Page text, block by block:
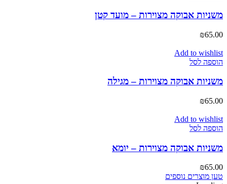
משניות אבוקה מצוירות – מועד קטן
₪65.00
Add to wishlist
הוספה לסל
משניות אבוקה מצוירות – מגילה
₪65.00
Add to wishlist
הוספה לסל
משניות אבוקה מצוירות – יומא
₪65.00
טען מוצרים נוספים